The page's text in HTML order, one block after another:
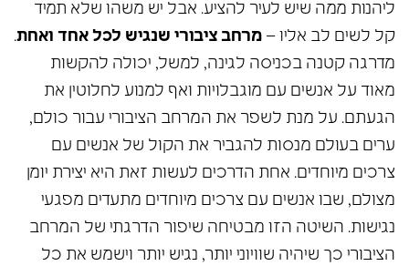
ליהנות ממה שיש לעיר להציע. אבל יש משהו שלא תמיד
קל לשים לב אליו – מרחב ציבורי שנגיש לכל אחד ואחת.
מדרגה קטנה בכניסה לגינה, למשל, יכולה להקשות
מאוד על אנשים עם מוגבלויות ואף למנוע לחלוטין את
הגעתם. על מנת לשפר את המרחב הציבורי עבור כולם,
ערים בעולם מנסות להגביר את הקול של אנשים עם
צרכים מיוחדים. אחת הדרכים לעשות זאת היא יצירת יומן
מצולם, שבו אנשים עם צרכים מיוחדים מתעדים מפגעי
נגישות. השיטה הזו מבטיחה שיפור הדרגתי של המרחב
הציבורי כך שיהיה שוויוני יותר, נגיש יותר וישמש את כל